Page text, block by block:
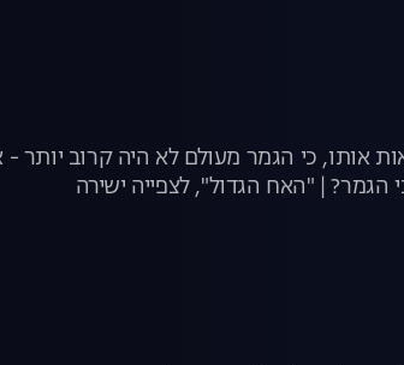
אותו, כי הגמר מעולם לא היה קרוב
הגמר? | "האח הגדול", לצפייה ישירה